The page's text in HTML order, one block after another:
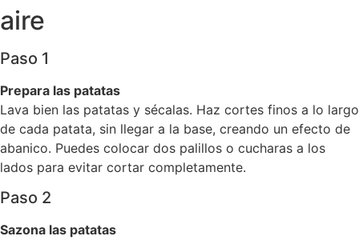
aire
Paso 1
Prepara las patatas
Lava bien las patatas y sécalas. Haz cortes finos a lo largo
de cada patata, sin llegar a la base, creando un efecto de
abanico. Puedes colocar dos palillos o cucharas a los
lados para evitar cortar completamente.
Paso 2
Sazona las patatas